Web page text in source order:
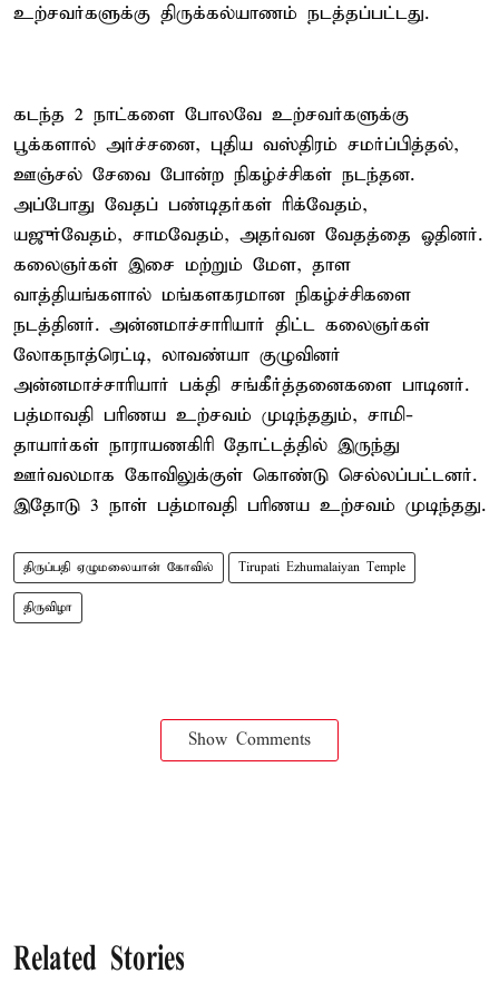
உற்சவர்களுக்கு திருக்கல்யாணம் நடத்தப்பட்டது.
கடந்த 2 நாட்களை போலவே உற்சவர்களுக்கு
பூக்களால் அர்ச்சனை, புதிய வஸ்திரம் சமர்ப்பித்தல்,
ஊஞ்சல் சேவை போன்ற நிகழ்ச்சிகள் நடந்தன.
அப்போது வேதப் பண்டிதர்கள் ரிக்வேதம்,
யஜுர்வேதம், சாமவேதம், அதர்வன வேதத்தை ஓதினர்.
கலைஞர்கள் இசை மற்றும் மேள, தாள
வாத்தியங்களால் மங்களகரமான நிகழ்ச்சிகளை
நடத்தினர். அன்னமாச்சாரியார் திட்ட கலைஞர்கள்
லோகநாத்ரெட்டி, லாவண்யா குழுவினர்
அன்னமாச்சாரியார் பக்தி சங்கீர்த்தனைகளை பாடினர்.
பத்மாவதி பரிணய உற்சவம் முடிந்ததும், சாமி-
தாயார்கள் நாராயணகிரி தோட்டத்தில் இருந்து
ஊர்வலமாக கோவிலுக்குள் கொண்டு செல்லப்பட்டனர்.
இதோடு 3 நாள் பத்மாவதி பரிணய உற்சவம் முடிந்தது.
திருப்பதி ஏழுமலையான் கோவில் Tirupati Ezhumalaiyan Temple
திருவிழா
Show Comments
Related Stories